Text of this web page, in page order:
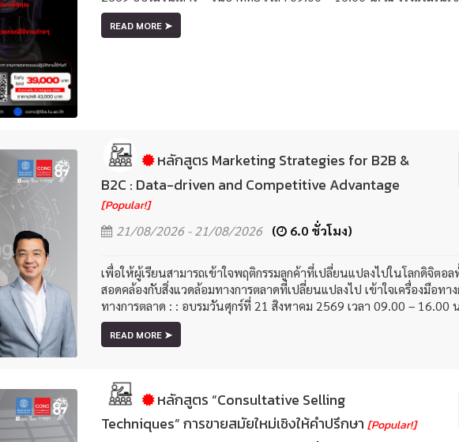
READ MORE ➤
หลักสูตร Marketing Strategies for B2B &
B2C : Data-driven and Competitive Advantage
[Popular!]
21/08/2026 - 21/08/2026 ( 6.0 ชั่วโมง)
เพื่อให้ผู้เรียนสามารถเข้าใจพฤติกรรมลูกค้าที่เปลี่ยนแปลงไปในโลกดิจิตอ
สอดคล้องกับสิ่งแวดล้อมทางการตลาดที่เปลี่ยนแปลงไป เข้าใจเครื่องมือท
ทางการตลาด : : อบรมวันศุกร์ที่ 21 สิงหาคม 2569 เวลา 09.00 – 16.00
READ MORE ➤
หลักสูตร “Consultative Selling
Techniques” การขายสมัยใหม่เชิงให้คำปรึกษา [Popular!]